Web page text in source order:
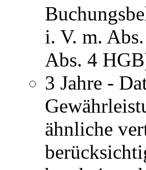
i. V. m.
Abs. 4
3 Jahre -
ähnliche